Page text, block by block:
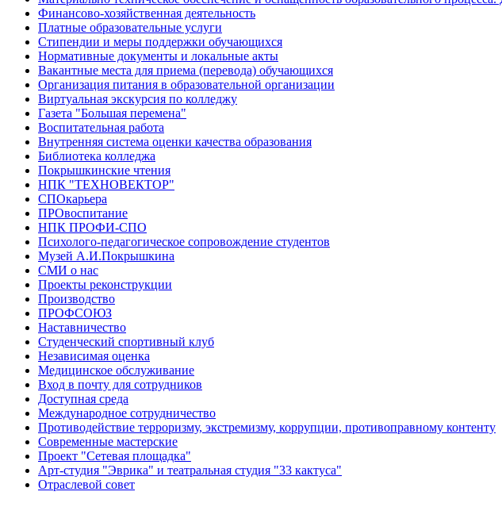
Финансово-хозяйственная деятельность
Платные образовательные услуги
Стипендии и меры поддержки обучающихся
Нормативные документы и локальные акты
Вакантные места для приема (перевода) обучающихся
Организация питания в образовательной организации
Виртуальная экскурсия по колледжу
Газета "Большая перемена"
Воспитательная работа
Внутренняя система оценки качества образования
Библиотека колледжа
Покрышкинские чтения
НПК "ТЕХНОВЕКТОР"
СПОкарьера
ПРОвоспитание
НПК ПРОФИ-СПО
Психолого-педагогическое сопровождение студентов
Музей А.И.Покрышкина
СМИ о нас
Проекты реконструкции
Производство
ПРОФСОЮЗ
Наставничество
Студенческий спортивный клуб
Независимая оценка
Медицинское обслуживание
Вход в почту для сотрудников
Доступная среда
Международное сотрудничество
Противодействие терроризму, экстремизму, коррупции, противоправному контенту
Современные мастерские
Проект "Сетевая площадка"
Арт-студия "Эврика" и театральная студия "33 кактуса"
Отраслевой совет